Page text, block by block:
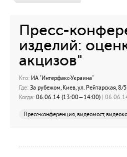
Пресс-
изделий:
акцизов"
Кто: ИА "Интерфакс-Украина"
Где: За рубежом, Киев, ул. Рейтарская, 8/
Когда: 06.06.14 (13:00—14:00) |
Пресс-конференция, видеомост,